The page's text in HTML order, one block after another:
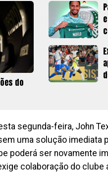
do
segunda-feira, John
uma solução imediata
poderá ser novamente
colaboração do clube